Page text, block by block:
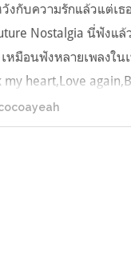
งกับความรักแล้วแต่เธ
Nostalgia นี่ฟังแล้
หมือนฟังหลายเพลงใน
heart,Love
in bedหรือเพลงอื่น ๆ ต่
แปลอิ๊งเป็นไทยได้ที่